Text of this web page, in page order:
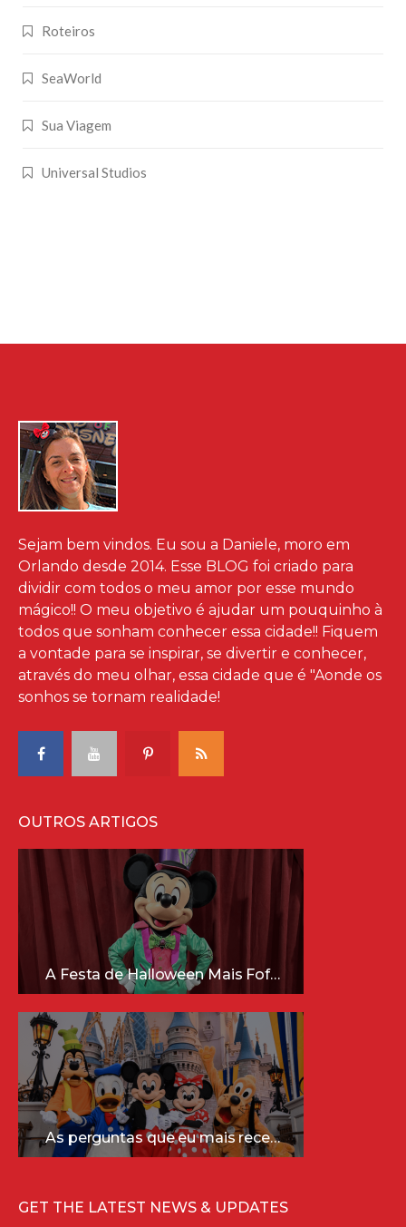
Roteiros
SeaWorld
Sua Viagem
Universal Studios
Sejam bem vindos. Eu sou a Daniele, moro em
Orlando desde 2014. Esse BLOG foi criado para
dividir com todos o meu amor por esse mundo
mágico!! O meu objetivo é ajudar um pouquinho à
todos que sonham conhecer essa cidade!! Fiquem
a vontade para se inspirar, se divertir e conhecer,
através do meu olhar, essa cidade que é "Aonde os
sonhos se tornam realidade!
OUTROS ARTIGOS
A Festa de Halloween Mais Fofa da Disney Está Chegando!
As perguntas que eu mais recebo sobre a Disney (e as respostas mais sinceras!)
GET THE LATEST NEWS & UPDATES